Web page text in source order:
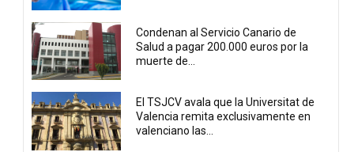
Condenan al Servicio Canario de
Salud a pagar 200.000 euros por la
muerte de...
El TSJCV avala que la Universitat de
Valencia remita exclusivamente en
valenciano las...